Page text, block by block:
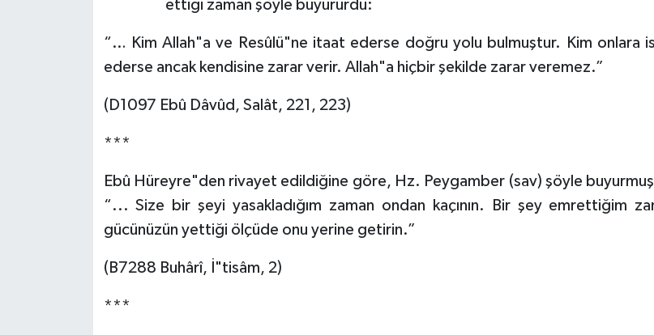
ettiği zaman şöyle buyururdu:
“… Kim Allah"a ve Resûlü"ne itaat ederse doğru yolu bulmuştur. Kim onlara
ederse ancak kendisine zarar verir. Allah"a hiçbir şekilde zarar veremez.”
(D1097 Ebû Dâvûd, Salât, 221, 223)
***
Ebû Hüreyre"den rivayet edildiğine göre, Hz. Peygamber (sav) şöyle
“... Size bir şeyi yasakladığım zaman ondan kaçının. Bir şey emrettiğim
gücünüzün yettiği ölçüde onu yerine getirin.”
(B7288 Buhârî, İ"tisâm, 2)
***
Bitlis Müftülüğü
Çanakkale Müftülüğü